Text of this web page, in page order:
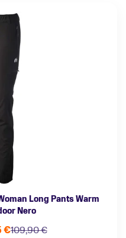
Long Pants Warm
Nero
109,90 €
€